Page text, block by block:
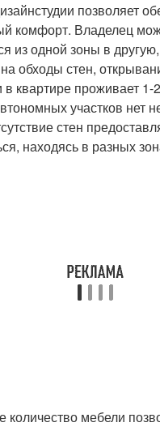
позволяет
комфорт. Владелец
из одной зоны в
обходы стен,
квартире проживает 1-
участков нет
стен
находясь в разных
мебели